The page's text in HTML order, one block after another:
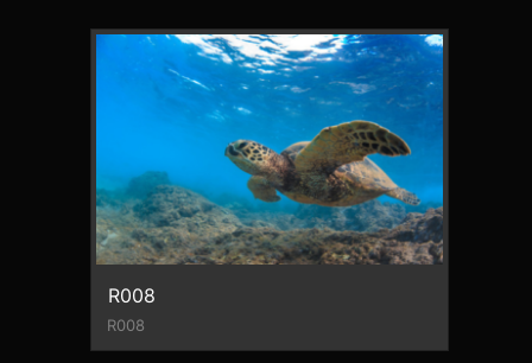
R008
R008